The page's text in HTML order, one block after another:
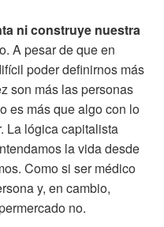
ni construye nuestra
A pesar de que en
poder definirnos más
son más las personas
es más que algo con lo
La lógica capitalista
la vida desde
Como si ser médico
y, en cambio,
no.